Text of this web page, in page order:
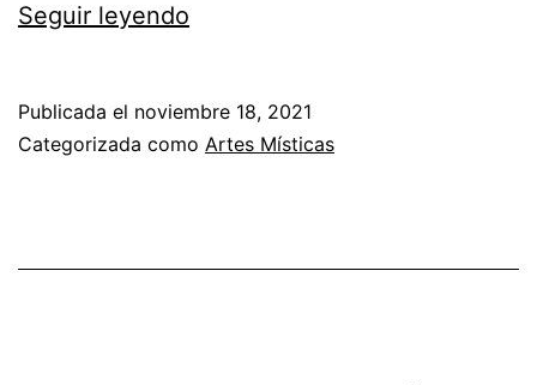
Seguir leyendo
para
Publicada el noviembre 18, 2021
Categorizada como Artes Místicas